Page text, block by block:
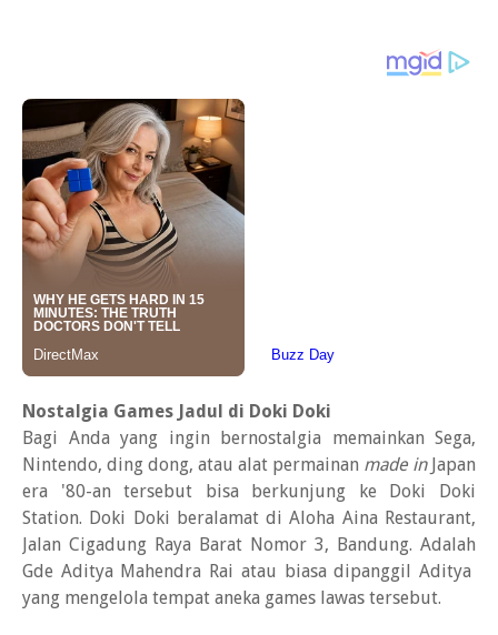
Nostalgia Games Jadul di Doki Doki
Bagi Anda yang ingin bernostalgia memainkan Sega,
Nintendo, ding dong, atau alat permainan made inJapan
era '80-an tersebut bisa berkunjung ke Doki Doki
Station. Doki Doki beralamat di Aloha Aina Restaurant,
Jalan Cigadung Raya Barat Nomor 3, Bandung. Adalah
Gde Aditya Mahendra Rai atau biasa dipanggil Aditya
yang mengelola tempat aneka games lawas tersebut.